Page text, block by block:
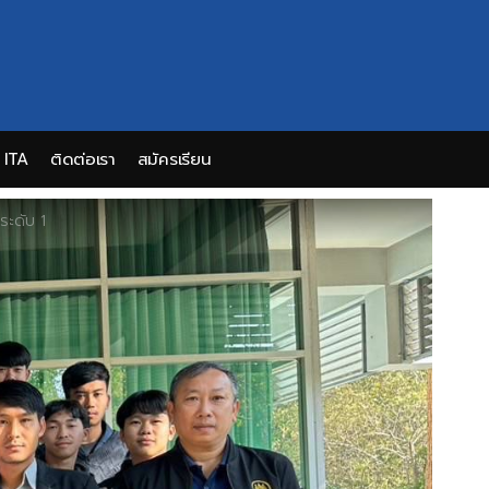
ITA ติดต่อเรา สมัครเรียน
ดับ 1